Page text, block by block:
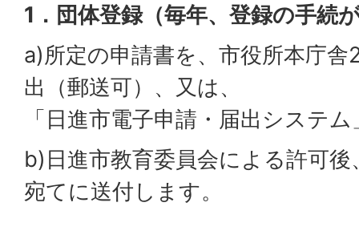
1．団体登録（毎年、登録の手続
a)所定の申請書を、市役所本庁
出（郵送可）、又は、
「日進市電子申請・届出システ
b)日進市教育委員会による許可
宛てに送付します。